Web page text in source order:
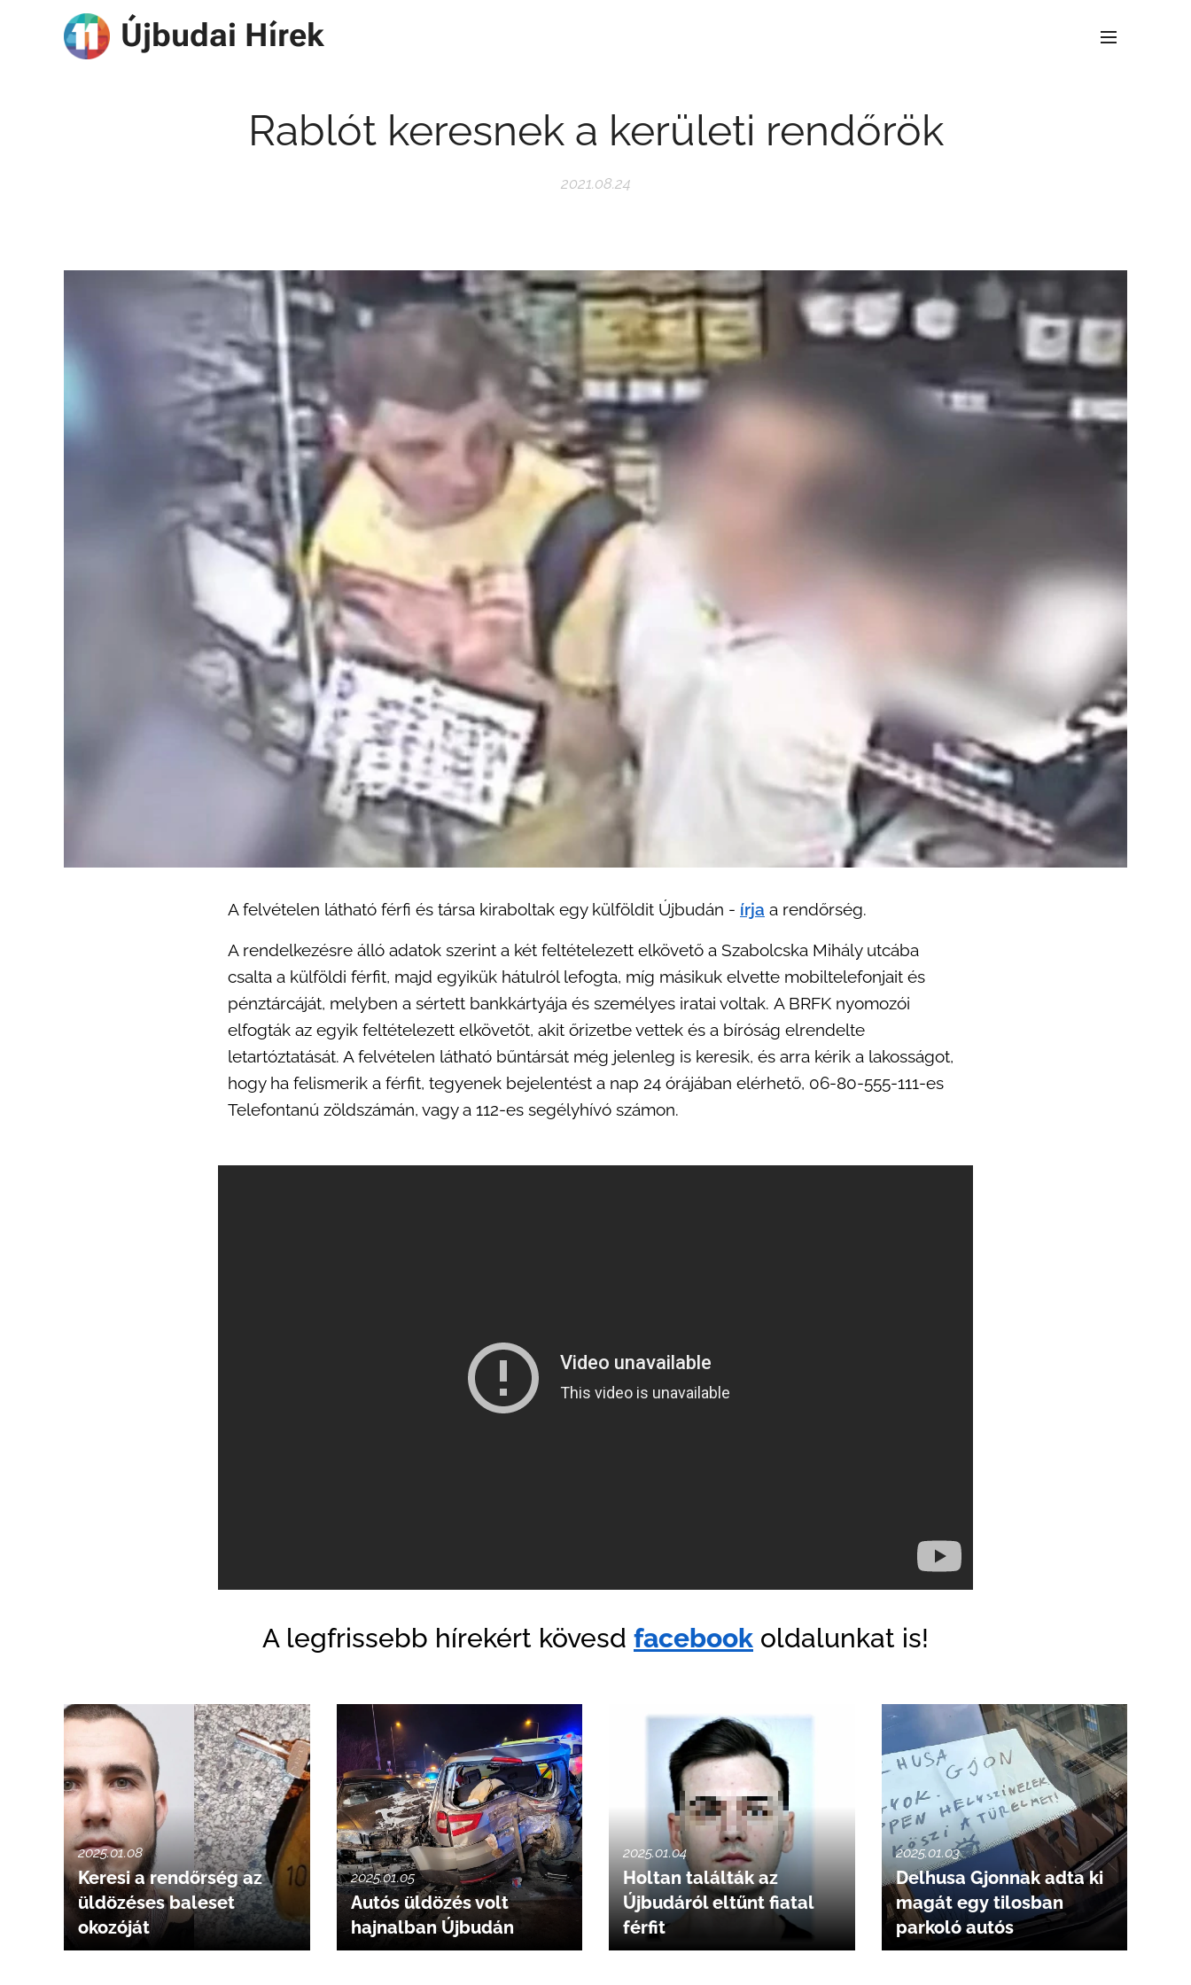
Újbudai Hírek
Rablót keresnek a kerületi rendőrök
2021.08.24
A felvételen látható férfi és társa kiraboltak egy külföldit Újbudán - írja a rendőrség.
A rendelkezésre álló adatok szerint a két feltételezett elkövető a Szabolcska Mihály utcába
csalta a külföldi férfit, majd egyikük hátulról lefogta, míg másikuk elvette mobiltelefonjait és
pénztárcáját, melyben a sértett bankkártyája és személyes iratai voltak. A BRFK nyomozói
elfogták az egyik feltételezett elkövetőt, akit őrizetbe vettek és a bíróság elrendelte
letartóztatását. A felvételen látható bűntársát még jelenleg is keresik, és arra kérik a lakosságot,
hogy ha felismerik a férfit, tegyenek bejelentést a nap 24 órájában elérhető, 06-80-555-111-es
Telefontanú zöldszámán, vagy a 112-es segélyhívó számon.
A legfrissebb hírekért kövesd facebook oldalunkat is!
2025.01.08
Keresi a rendőrség az
üldözéses baleset
okozóját
2025.01.05
Autós üldözés volt
hajnalban Újbudán
2025.01.04
Holtan találták az
Újbudáról eltűnt fiatal
férfit
2025.01.03
Delhusa Gjonnak adta ki
magát egy tilosban
parkoló autós